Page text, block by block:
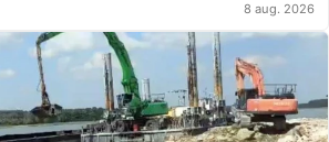
8 aug. 2026